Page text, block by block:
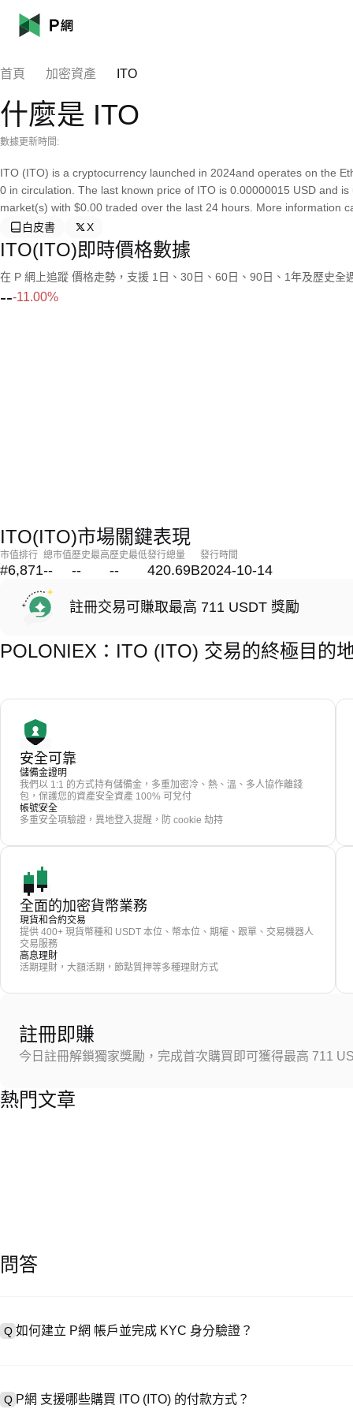
首頁 加密資產 ITO
什麼是 ITO
數據更新時間:
ITO (ITO) is a cryptocurrency launched in 2024and operates on the
0 in circulation. The last known price of ITO is 0.00000015 USD and
market(s) with $0.00 traded over the last 24 hours. More information
白皮書
X
ITO(ITO)即時價格數據
在 P 網上追蹤 價格走勢，支援 1日、30日、60日、90日、1年及歷史全
---11.00%
ITO(ITO)市場關鍵表現
市值排行
#6,871
總市值
--
歷史最高
--
歷史最低
--
發行總量
420.69B
發行時間
2024-10-14
註冊交易可賺取最高 711 USDT 獎勵
POLONIEX：ITO (ITO) 交易的終極目的
安全可靠
儲備金證明
我們以 1:1 的方式持有儲備金，多重加密冷、熱、溫、多人協作離錢
包，保護您的資產安全資產 100% 可兌付
帳號安全
多重安全項驗證，異地登入提醒，防 cookie 劫持
全面的加密貨幣業務
現貨和合約交易
提供 400+ 現貨幣種和 USDT 本位、幣本位、期權、跟單、交易機器人
交易服務
高息理財
活期理財，大額活期，節點質押等多種理財方式
註冊即賺
今日註冊解鎖獨家獎勵，完成首次購買即可獲得最高 711
熱門文章
問答
Q 如何建立 P網 帳戶並完成 KYC 身分驗證？
Q P網 支援哪些購買 ITO (ITO) 的付款方式？